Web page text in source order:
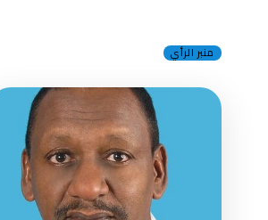
منبر الرأي